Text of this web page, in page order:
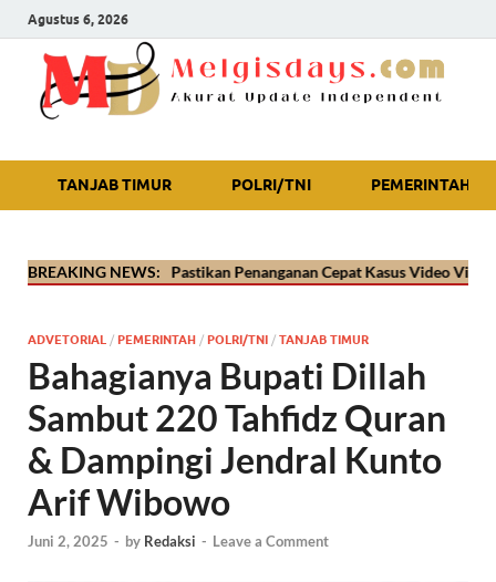
Agustus 6, 2026
Akurat Update Independent
TANJAB TIMUR POLRI/TNI PEMERINTAH
BREAKING NEWS:
Timur Pastikan Penanganan Cepat Kasus Video Viral Oknum
ADVETORIAL / PEMERINTAH / POLRI/TNI / TANJAB TIMUR
Bahagianya Bupati Dillah
Sambut 220 Tahfidz Quran
& Dampingi Jendral Kunto
Arif Wibowo
Juni 2, 2025 - by Redaksi - Leave a Comment